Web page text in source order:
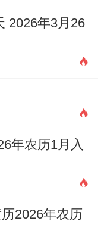
2026年3月26
年农历1月入
2026年农历